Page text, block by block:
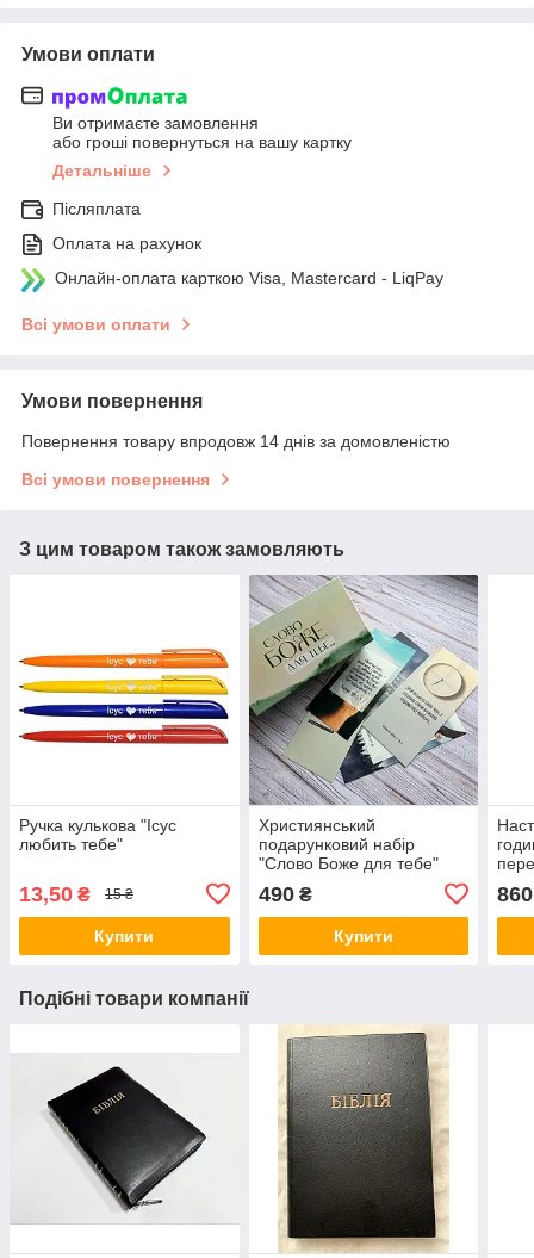
Умови оплати
Ви отримаєте замовлення
або гроші повернуться на вашу картку
Детальніше
Післяплата
Оплата на рахунок
Онлайн-оплата карткою Visa, Mastercard - LiqPay
Всі умови оплати
Умови повернення
Повернення товару впродовж 14 днів за домовленістю
Всі умови повернення
З цим товаром також замовляють
Ручка кулькова "Ісус
любить тебе"
13,50 ₴ 15 ₴
Купити
Християнський
подарунковий набір
"Слово Боже для тебе"
490₴
Купити
860
Подібні товари компанії